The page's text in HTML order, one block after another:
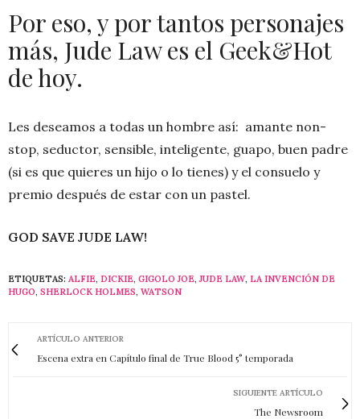
Por eso, y por tantos personajes
más, Jude Law es el Geek&Hot
de hoy.
Les deseamos a todas un hombre así: amante non-
stop, seductor, sensible, inteligente, guapo, buen padre
(si es que quieres un hijo o lo tienes) y el consuelo y
premio después de estar con un pastel.
GOD SAVE JUDE LAW!
ETIQUETAS: ALFIE, DICKIE, GIGOLO JOE,JUDE LAW, LA INVENCIÓN DE
HUGO, SHERLOCK HOLMES, WATSON
ARTÍCULO ANTERIOR
Escena extra en Capítulo final de True Blood 5° temporada
SIGUIENTE ARTÍCULO
The Newsroom